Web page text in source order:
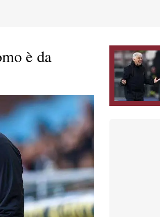
è da